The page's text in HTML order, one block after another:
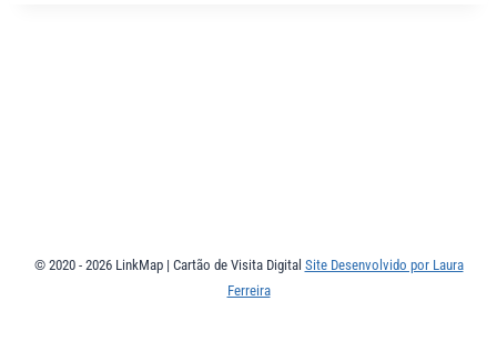
© 2020 - 2026 LinkMap | Cartão de Visita Digital Site Desenvolvido por Laura
Ferreira